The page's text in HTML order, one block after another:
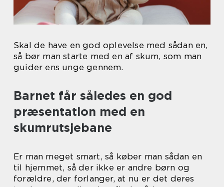
Skal de have en god oplevelse med sådan en,
så bør man starte med en af skum, som man
guider ens unge gennem.
Barnet får således en god
præsentation med en
skumrutsjebane
Er man meget smart, så køber man sådan en
til hjemmet, så der ikke er andre børn og
forældre, der forlanger, at nu er det deres